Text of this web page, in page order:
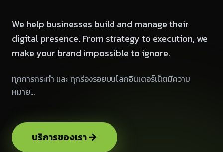
We help businesses build and manage their
digital presence. From strategy to execution, we
make your brand impossible to ignore.
ทุกการกระทำ และ ทุกร่องรอยบนโลกอินเตอร์เน็ตมีความ
หมาย…
บริการของเรา